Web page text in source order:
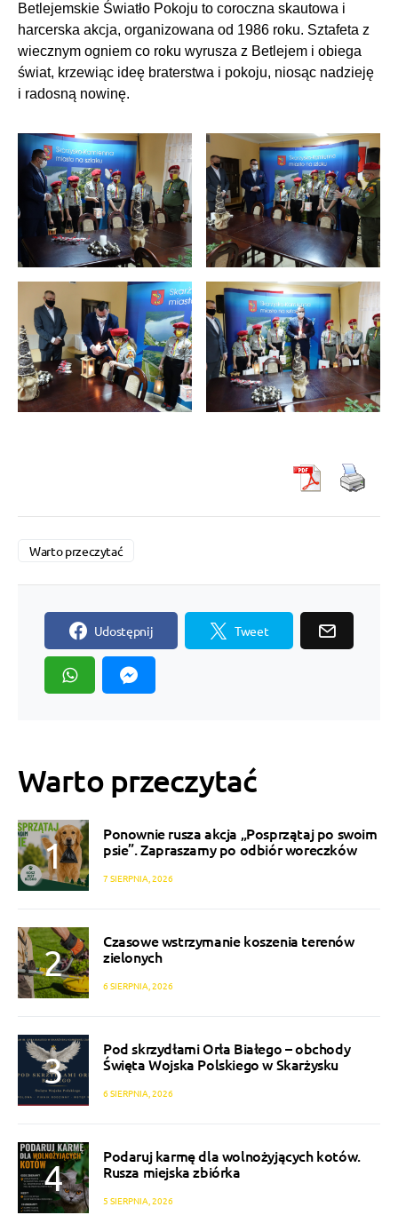
Betlejemskie Światło Pokoju to coroczna skautowa i
harcerska akcja, organizowana od 1986 roku. Sztafeta z
wiecznym ogniem co roku wyrusza z Betlejem i obiega
świat, krzewiąc ideę braterstwa i pokoju, niosąc nadzieję
i radosną nowinę.
Warto przeczytać
Udostępnij Tweet
Warto przeczytać
Ponownie rusza akcja „Posprzątaj po swoim
psie”. Zapraszamy po odbiór woreczków
7 SIERPNIA, 2026
Czasowe wstrzymanie koszenia terenów
zielonych
6 SIERPNIA, 2026
Pod skrzydłami Orła Białego – obchody
Święta Wojska Polskiego w Skarżysku
6 SIERPNIA, 2026
Podaruj karmę dla wolnożyjących kotów.
Rusza miejska zbiórka
5 SIERPNIA, 2026